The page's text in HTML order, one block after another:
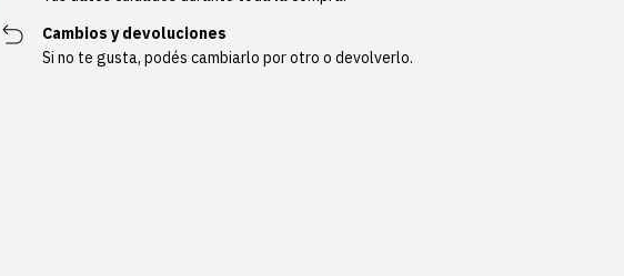
Cambios y devoluciones
Si no te gusta, podés cambiarlo por otro o devolverlo.